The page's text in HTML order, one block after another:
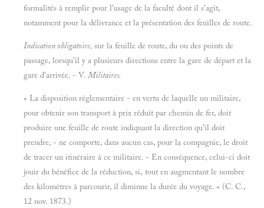
formalités à remplir pour l'usage de la faculté dont il s'agit,
notamment pour la délivrance et la présentation des feuilles de route.
Indication obligatoire, sur la feuille de route, du ou des points de
passage, lorsqu'il y a plusieurs directions entre la gare de départ et la
gare d'arrivée. - V. Militaires.
« La disposition réglementaire - en vertu de laquelle un militaire,
pour obtenir son transport à prix réduit par chemin de fer, doit
produire une feuille de route indiquant la direction qu'il doit
prendre, - ne comporte, dans aucun cas, pour la compagnie, le droit
de tracer un itinéraire à ce militaire. - En conséquence, celui-ci doit
jouir du bénéfice de la réduction, si, tout en augmentant le nombre
des kilomètres à parcourir, il diminue la durée du voyage. » (C. C.,
12 nov. 1873.)